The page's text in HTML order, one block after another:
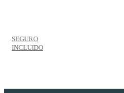
SEGURO
INCLUIDO